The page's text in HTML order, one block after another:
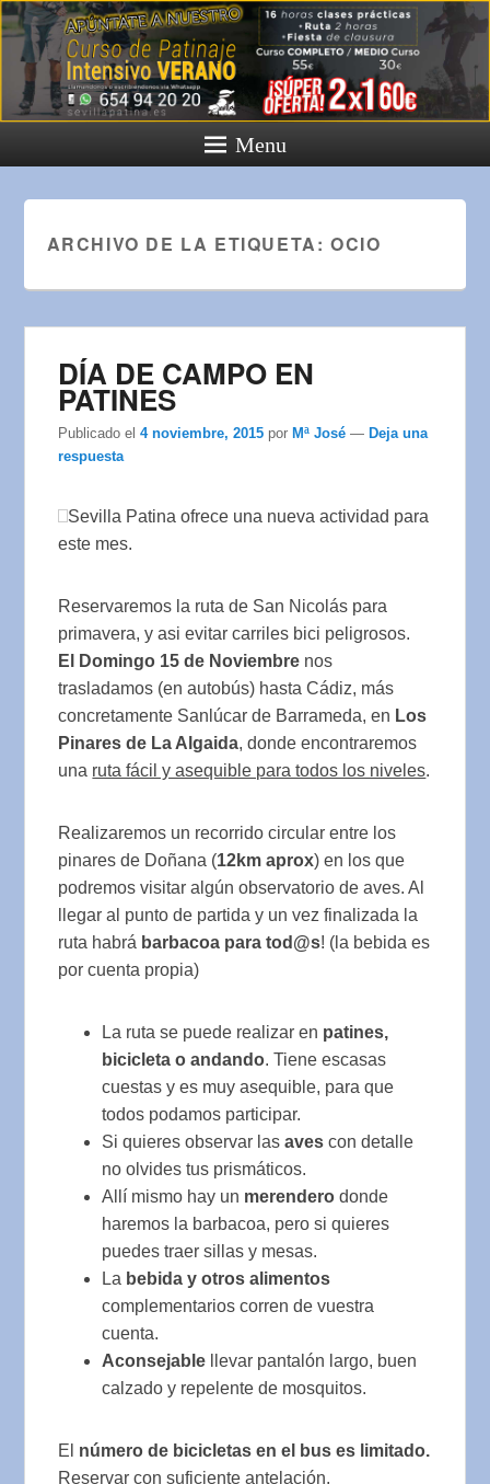
Menu
ARCHIVO DE LA ETIQUETA: OCIO
DÍA DE CAMPO EN
PATINES
Publicado el4 noviembre, 2015 por Mª José — Deja una
respuesta
Sevilla Patina ofrece una nueva actividad para
este mes.
Reservaremos la ruta de San Nicolás para
primavera, y asi evitar carriles bici peligrosos.
El Domingo 15 de Noviembre nos
trasladamos (en autobús) hasta Cádiz, más
concretamente Sanlúcar de Barrameda, en Los
Pinares de La Algaida, donde encontraremos
una ruta fácil y asequible para todos los niveles.
Realizaremos un recorrido circular entre los
pinares de Doñana (12km aprox) en los que
podremos visitar algún observatorio de aves. Al
llegar al punto de partida y un vez finalizada la
ruta habrá barbacoa para tod@s! (la bebida es
por cuenta propia)
La ruta se puede realizar en patines,
bicicleta o andando. Tiene escasas
cuestas y es muy asequible, para que
todos podamos participar.
Si quieres observar lasaves con detalle
no olvides tus prismáticos.
Allí mismo hay un merendero donde
haremos la barbacoa, pero si quieres
puedes traer sillas y mesas.
La bebida y otros alimentos
complementarios corren de vuestra
cuenta.
Aconsejable llevar pantalón largo, buen
calzado y repelente de mosquitos.
El número de bicicletas en el bus es limitado.
Reservar con suficiente antelación.